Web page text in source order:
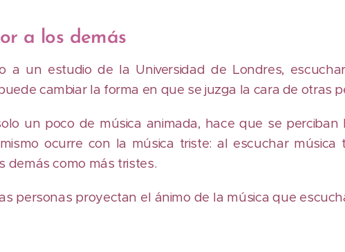
a los demás
a un estudio de la Universidad de Londres,
cambiar la forma en que se juzga la cara de otras
un poco de música animada, hace que se perciban
ocurre con la música triste: al escuchar música
demás como más tristes.
personas proyectan el ánimo de la música que